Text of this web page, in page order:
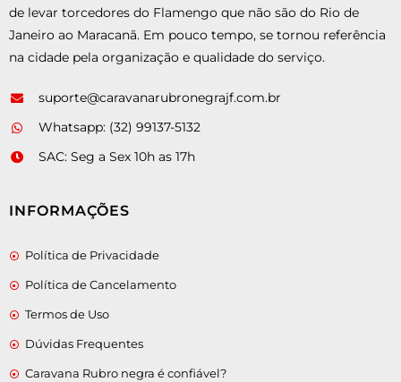
de levar torcedores do Flamengo que não são do Rio de
Janeiro ao Maracanã. Em pouco tempo, se tornou referência
na cidade pela organização e qualidade do serviço.
suporte@caravanarubronegrajf.com.br
Whatsapp: (32) 99137-5132
SAC: Seg a Sex 10h as 17h
INFORMAÇÕES
Política de Privacidade
Política de Cancelamento
Termos de Uso
Dúvidas Frequentes
Caravana Rubro negra é confiável?